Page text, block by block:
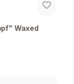
Waxed